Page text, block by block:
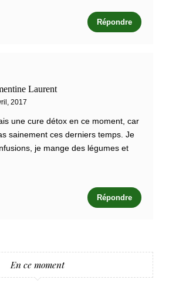
Répondre
Laurent
2017
une cure détox en ce moment, car
sainement ces derniers temps. Je
je mange des légumes et
Répondre
En ce moment